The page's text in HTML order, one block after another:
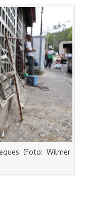
(Foto: Wilmer